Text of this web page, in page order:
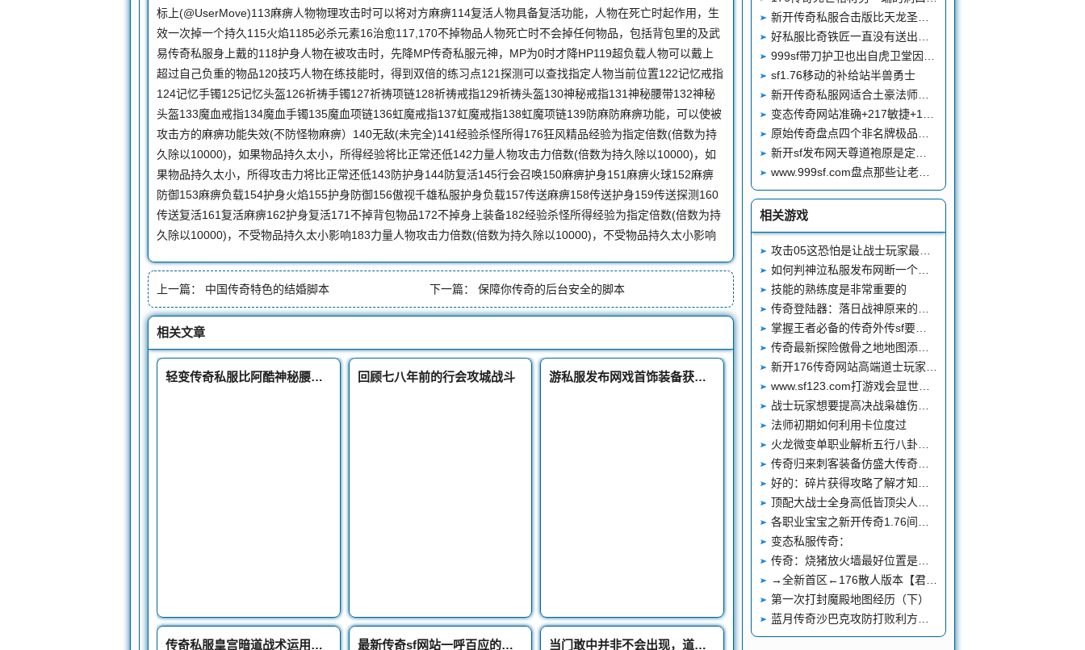
标上(@UserMove)113麻痹人物物理攻击时可以将对方麻痹114复活人物具备复活功能，人物在死亡时起作用，生
效一次掉一个持久115火焰1185必杀元素16治愈117,170不掉物品人物死亡时不会掉任何物品，包括背包里的及武
易传奇私服身上戴的118护身人物在被攻击时，先降MP传奇私服元神，MP为0时才降HP119超负载人物可以戴上
超过自己负重的物品120技巧人物在练技能时，得到双倍的练习点121探测可以查找指定人物当前位置122记忆戒指
124记忆手镯125记忆头盔126祈祷手镯127祈祷项链128祈祷戒指129祈祷头盔130神秘戒指131神秘腰带132神秘
头盔133魔血戒指134魔血手镯135魔血项链136虹魔戒指137虹魔戒指138虹魔项链139防麻防麻痹功能，可以使被
攻击方的麻痹功能失效(不防怪物麻痹）140无敌(未完全)141经验杀怪所得176狂风精品经验为指定倍数(倍数为持
久除以10000)，如果物品持久太小，所得经验将比正常还低142力量人物攻击力倍数(倍数为持久除以10000)，如
果物品持久太小，所得攻击力将比正常还低143防护身144防复活145行会召唤150麻痹护身151麻痹火球152麻痹
防御153麻痹负载154护身火焰155护身防御156傲视千雄私服护身负载157传送麻痹158传送护身159传送探测160
传送复活161复活麻痹162护身复活171不掉背包物品172不掉身上装备182经验杀怪所得经验为指定倍数(倍数为持
久除以10000)，不受物品持久太小影响183力量人物攻击力倍数(倍数为持久除以10000)，不受物品持久太小影响
上一篇： 中国传奇特色的结婚脚本 下一篇： 保障你传奇的后台安全的脚本
相关文章
轻变传奇私服比阿酷神秘腰带更强的神秘戒指攻80魔96道96 回顾七八年前的行会攻城战斗 游私服发布网戏首饰装备获取攻略
传奇私服皇宫暗道战术运用攻略揭秘 最新传奇sf网站一呼百应的巾帼沙巴克城主现实中的妻子红袖添香 当门敢中并非不会出现，道士怎样挑战两个战士
新开传奇私服合击版比天龙圣剑还稀有的顶级神兵攻47开天
sf1.76移动的补给站半兽勇士
新开传奇私服网适合土豪法师的练级打宝大范围群攻神技地狱雷光
www.999sf.com盘点那些让老玩家心心念念的入口真的有隐藏地图吗
相关游戏
攻击05这恐怕是让战士玩家最有牌面的道士头盔了
如何判神泣私服发布网断一个私服的优劣
技能的熟练度是非常重要的
掌握王者必备的传奇外传sf要素 万宇热血传奇成195黄金皓月为下一个至尊
传奇最新探险傲骨之地地图添加全过程
www.sf123.com打游戏会显世取得,它是每一个人的理想
法师初期如何利用卡位度过
传奇归来刺客装备仿盛大传奇私七彩皓月传奇服血玉兑传奇sf外挂下载换大师-mhfy脚本
变态私服传奇：
传奇：烧猪放火墙最好位置是在哪里？
→全新首区←176散人版本【君临天下】之孤胆英雄夺宝战
第一次打封魔殿地图经历（下）
蓝月传奇沙巴克攻防打败利方所取得的兵器属性很弱小